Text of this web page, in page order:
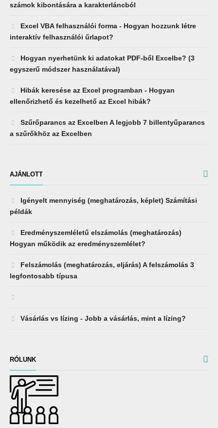
számok kibontására a karakterláncból
Excel VBA felhasználói forma - Hogyan hozzunk létre
interaktív felhasználói űrlapot?
Hogyan nyerhetünk ki adatokat PDF-ből Excelbe? (3
egyszerű módszer használatával)
Hibák keresése az Excel programban - Hogyan
ellenőrizhető és kezelhető az Excel hibák?
Szűrőparancs az Excelben A legjobb 7 billentyűparancs
a szűrőkhöz az Excelben
AJÁNLOTT
Igényelt mennyiség (meghatározás, képlet) Számítási
példák
Eredményszemléletű elszámolás (meghatározás)
Hogyan működik az eredményszemlélet?
Felszámolás (meghatározás, eljárás) A felszámolás 3
legfontosabb típusa
Vásárlás vs lízing - Jobb a vásárlás, mint a lízing?
RÓLUNK